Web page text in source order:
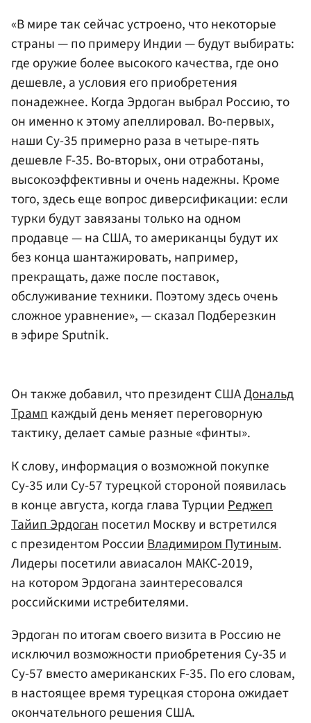
«В мире так сейчас устроено, что некоторые
страны — по примеру Индии — будут выбирать:
где оружие более высокого качества, где оно
дешевле, а условия его приобретения
понадежнее. Когда Эрдоган выбрал Россию, то
он именно к этому апеллировал. Во-первых,
наши Су-35 примерно раза в четыре-пять
дешевле F-35. Во-вторых, они отработаны,
высокоэффективны и очень надежны. Кроме
того, здесь еще вопрос диверсификации: если
турки будут завязаны только на одном
продавце — на США, то американцы будут их
без конца шантажировать, например,
прекращать, даже после поставок,
обслуживание техники. Поэтому здесь очень
сложное уравнение», — сказал Подберезкин
в эфире Sputnik.
Он также добавил, что президент СШАДональд
Трампкаждый день меняет переговорную
тактику, делает самые разные «финты».
К слову, информация о возможной покупке
Су-35 или Су-57 турецкой стороной появилась
в конце августа, когда глава Турции Реджеп
Тайип Эрдоган посетил Москву и встретился
с президентом России Владимиром Путиным.
Лидеры посетили авиасалон МАКС-2019,
на котором Эрдогана заинтересовался
российскими истребителями.
Эрдоган по итогам своего визита в Россию не
исключил возможности приобретения Су-35 и
Су-57 вместо американских F-35. По его словам,
в настоящее время турецкая сторона ожидает
окончательного решения США.